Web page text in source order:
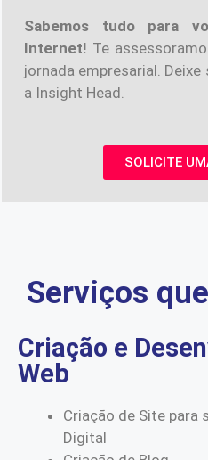
Sabemos tudo para
Internet! Te
jornada empresarial.
a Insight Head.
SOLICITE
Serviços
Criação e
Web
Criação de Site para
Digital